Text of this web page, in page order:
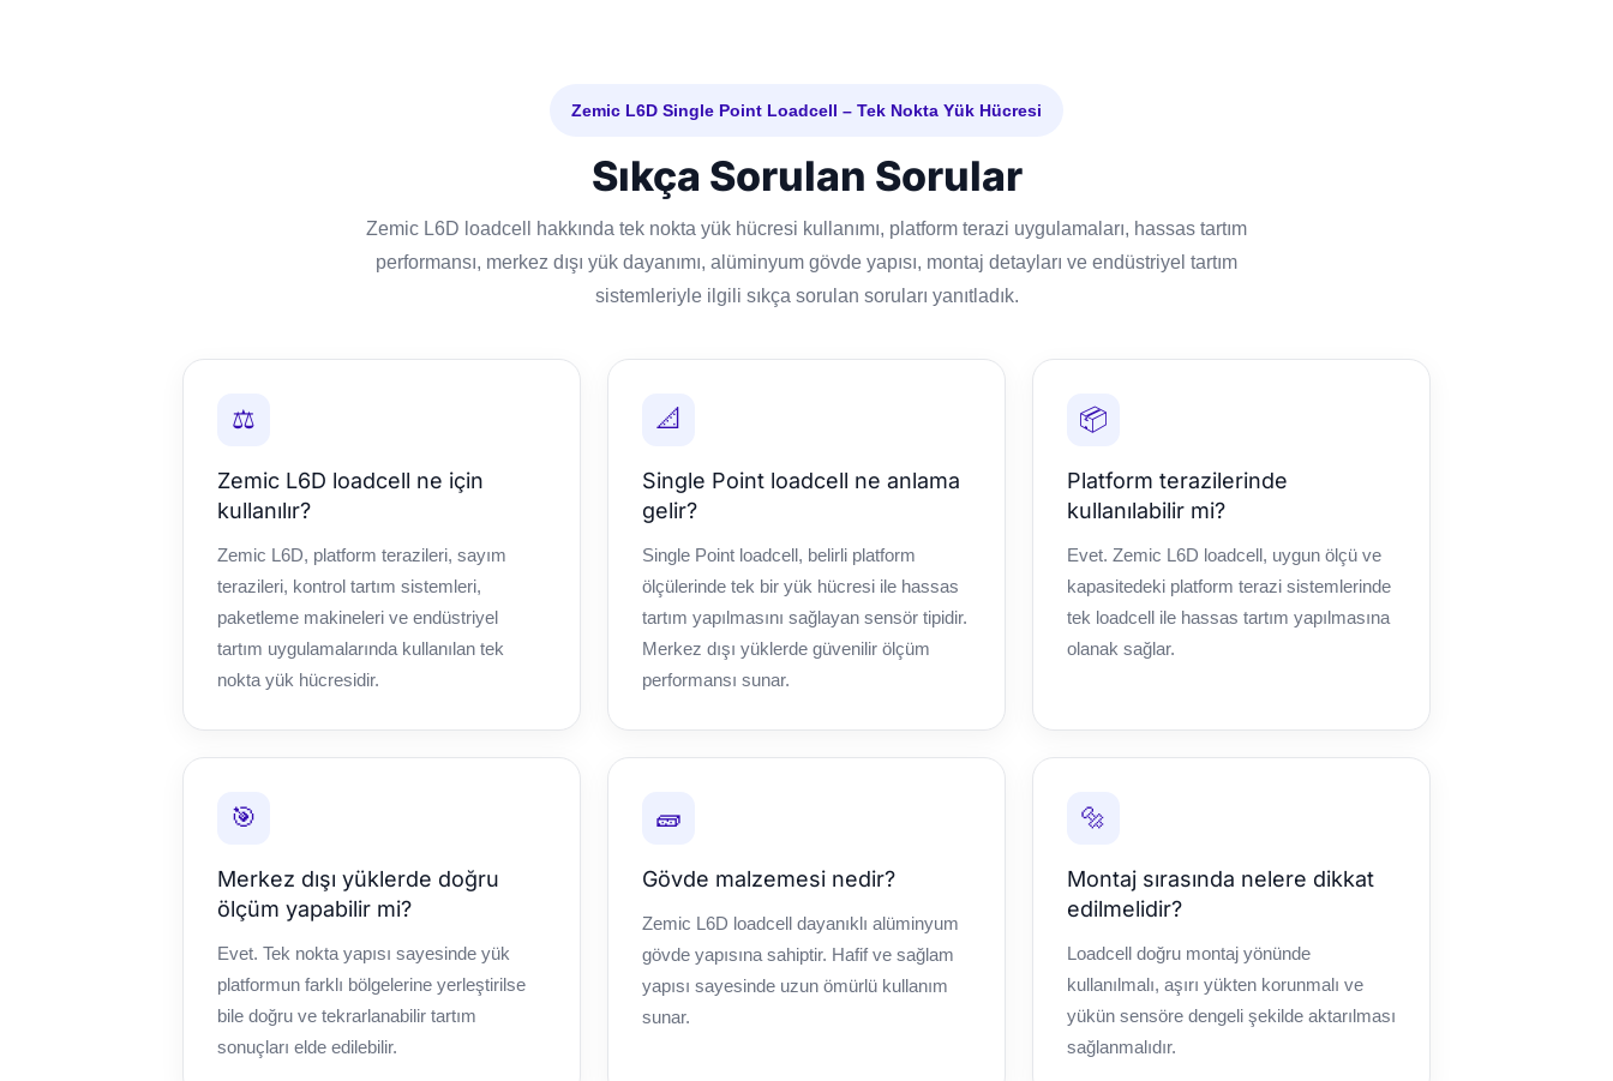
Zemic L6D Single Point Loadcell – Tek Nokta Yük Hücresi
Sıkça Sorulan Sorular
Zemic L6D loadcell hakkında tek nokta yük hücresi kullanımı, platform terazi uygulamaları, hassas tartım
performansı, merkez dışı yük dayanımı, alüminyum gövde yapısı, montaj detayları ve endüstriyel tartım
sistemleriyle ilgili sıkça sorulan soruları yanıtladık.
⚖️
Zemic L6D loadcell ne için
kullanılır?
Zemic L6D, platform terazileri, sayım
terazileri, kontrol tartım sistemleri,
paketleme makineleri ve endüstriyel
tartım uygulamalarında kullanılan tek
nokta yük hücresidir.
📐
Single Point loadcell ne anlama
gelir?
Single Point loadcell, belirli platform
ölçülerinde tek bir yük hücresi ile hassas
tartım yapılmasını sağlayan sensör tipidir.
Merkez dışı yüklerde güvenilir ölçüm
performansı sunar.
📦
Platform terazilerinde
kullanılabilir mi?
Evet. Zemic L6D loadcell, uygun ölçü ve
kapasitedeki platform terazi sistemlerinde
tek loadcell ile hassas tartım yapılmasına
olanak sağlar.
🎯
Merkez dışı yüklerde doğru
ölçüm yapabilir mi?
Evet. Tek nokta yapısı sayesinde yük
platformun farklı bölgelerine yerleştirilse
bile doğru ve tekrarlanabilir tartım
sonuçları elde edilebilir.
🧱
Gövde malzemesi nedir?
Zemic L6D loadcell dayanıklı alüminyum
gövde yapısına sahiptir. Hafif ve sağlam
yapısı sayesinde uzun ömürlü kullanım
sunar.
🔩
Montaj sırasında nelere dikkat
edilmelidir?
Loadcell doğru montaj yönünde
kullanılmalı, aşırı yükten korunmalı ve
yükün sensöre dengeli şekilde aktarılması
sağlanmalıdır.